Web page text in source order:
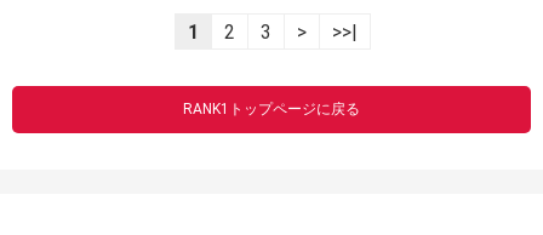
1 2 3 > >>|
RANK1トップページに戻る